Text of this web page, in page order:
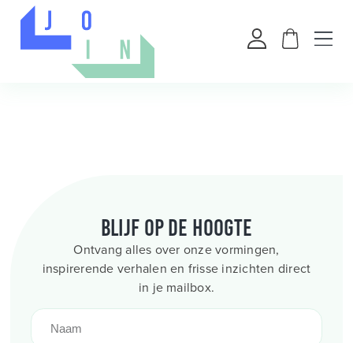
Blijf op de hoogte
Ontvang alles over onze vormingen,
inspirerende verhalen en frisse inzichten direct
in je mailbox.